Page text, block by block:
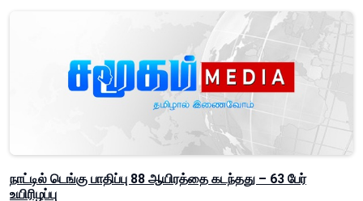
நாட்டில் டெங்கு பாதிப்பு 88 ஆயிரத்தை கடந்தது – 63 பேர்
உயிரிழப்பு